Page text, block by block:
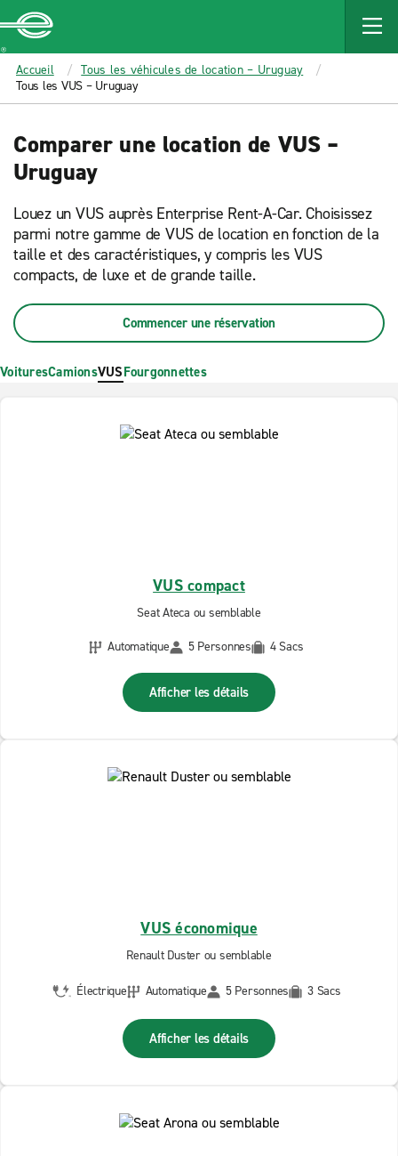
MAIN
CONTENT
Enterprise
Accueil
Tous les véhicules de location – Uruguay
Tous les VUS – Uruguay
Comparer une location de VUS –
Uruguay
Louez un VUS auprès Enterprise Rent-A-Car. Choisissez
parmi notre gamme de VUS de location en fonction de la
taille et des caractéristiques, y compris les VUS
compacts, de luxe et de grande taille.
Commencer une réservation
VoituresCamionsVUSFourgonnettes
VUS compact
Seat Ateca ou semblable
Automatique
5 Personnes 4 Sacs
Afficher les détails
VUS économique
Renault Duster ou semblable
Électrique Automatique 5 Personnes 3 Sacs
Afficher les détails